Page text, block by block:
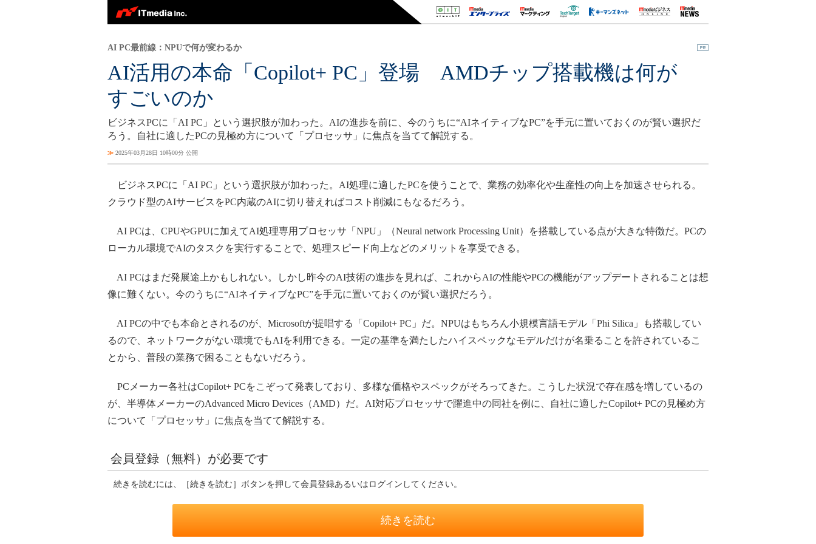
AI活用の本命「Copilot+ PC」登場 AMDチップ搭載機は何が
すごいのか
AI PC最前線：NPUで何が変わるか
ビジネスPCに「AI PC」という選択肢が加わった。AIの進歩を前に、今のうちに“AIネイティブなPC”を手元に置いておくのが賢い選択だ
ろう。自社に適したPCの見極め方について「プロセッサ」に焦点を当てて解説する。
≫ 2025年03月28日 10時00分 公開
ビジネスPCに「AI PC」という選択肢が加わった。AI処理に適したPCを使うことで、業務の効率化や生産性の向上を加速させられる。
クラウド型のAIサービスをPC内蔵のAIに切り替えればコスト削減にもなるだろう。
AI PCは、CPUやGPUに加えてAI処理専用プロセッサ「NPU」（Neural network Processing Unit）を搭載している点が大きな特徴だ。PCの
ローカル環境でAIのタスクを実行することで、処理スピード向上などのメリットを享受できる。
AI PCはまだ発展途上かもしれない。しかし昨今のAI技術の進歩を見れば、これからAIの性能やPCの機能がアップデートされることは想
像に難くない。今のうちに“AIネイティブなPC”を手元に置いておくのが賢い選択だろう。
AI PCの中でも本命とされるのが、Microsoftが提唱する「Copilot+ PC」だ。NPUはもちろん小規模言語モデル「Phi Silica」も搭載してい
るので、ネットワークがない環境でもAIを利用できる。一定の基準を満たしたハイスペックなモデルだけが名乗ることを許されているこ
とから、普段の業務で困ることもないだろう。
PCメーカー各社はCopilot+ PCをこぞって発表しており、多様な価格やスペックがそろってきた。こうした状況で存在感を増しているの
が、半導体メーカーのAdvanced Micro Devices（AMD）だ。AI対応プロセッサで躍進中の同社を例に、自社に適したCopilot+ PCの見極め方
について「プロセッサ」に焦点を当てて解説する。
会員登録（無料）が必要です
続きを読むには、［続きを読む］ボタンを押して会員登録あるいはログインしてください。
続きを読む